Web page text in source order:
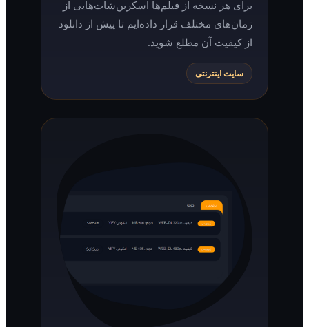
برای هر نسخه از فیلم‌ها اسکرین‌شات‌هایی از
زمان‌های مختلف قرار داده‌ایم تا پیش از دانلود
از کیفیت آن مطلع شوید.
سایت اینترنتی